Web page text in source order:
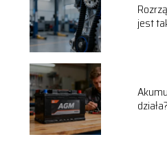
jest
działa?